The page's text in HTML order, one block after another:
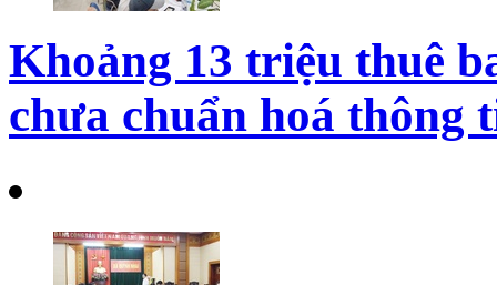
Khoảng 13 triệu thuê
chưa chuẩn hoá thông